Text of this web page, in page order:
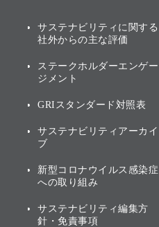
[AI] What dreams are made
その他
グループ企業一覧
業績・財務
アニュアルレポート
株主・投資家情報（IR）に
トップメッセージ
サステナビリティの考え方
ガバナンス
投資先のサステナビリティ
サステナビリティに関する
社外からの主な評価
ステークホルダーエンゲー
ジメント
GRIスタンダード対照表
サステナビリティアーカイ
ブ
新型コロナウイルス感染症
への取り組み
サステナビリティ編集方
針・免責事項